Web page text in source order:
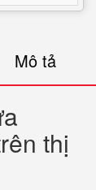
Mô tả
thị